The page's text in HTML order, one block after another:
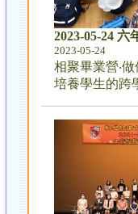
2023-05-24 六
2023-05-24
相聚畢業營‧
培養學生的跨